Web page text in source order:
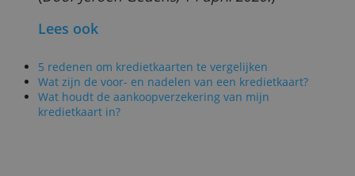
het goedkoopst van de Amex-kaarten op
Bij elke aankoop spaar je ook
getrouwheidspunten; die kun je
inwisselen bij je favoriete